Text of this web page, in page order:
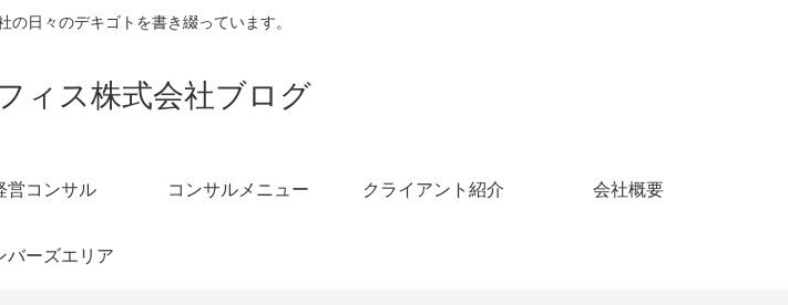
の日々のデキゴトを書き綴っています。
ィス株式会社ブログ
営コンサル コンサルメニュー クライアント紹介 会社概要
バーズエリア